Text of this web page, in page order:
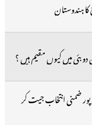
ہندوستان
میں کیوں مقیم ہیں ؟
ضمنی انتخاب جیت کر